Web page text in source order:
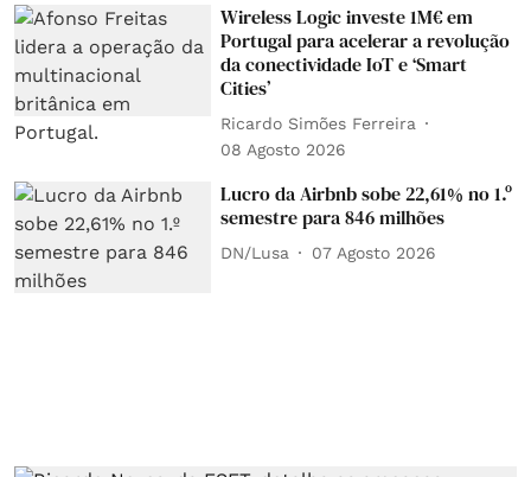
Wireless Logic investe 1M€ em
Portugal para acelerar a revolução
da conectividade IoT e ‘Smart
Cities’
Ricardo Simões Ferreira
08 Agosto 2026
Lucro da Airbnb sobe 22,61% no 1.º
semestre para 846 milhões
DN/Lusa 07 Agosto 2026